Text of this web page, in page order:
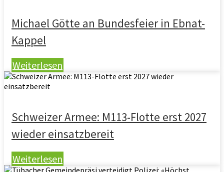
Michael Götte an Bundesfeier in Ebnat-
Kappel
Weiterlesen
Schweizer Armee: M113-Flotte erst 2027
wieder einsatzbereit
Weiterlesen